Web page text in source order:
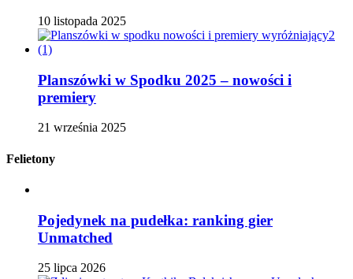
10 listopada 2025
Planszówki w Spodku 2025 – nowości i
premiery
21 września 2025
Felietony
Pojedynek na pudełka: ranking gier
Unmatched
25 lipca 2026